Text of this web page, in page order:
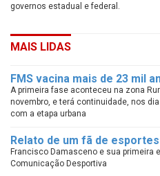
governos estadual e federal.
MAIS LIDAS
FMS vacina mais de 23 mil
A primeira fase aconteceu na zona
novembro, e terá continuidade, nos
com a etapa urbana
Relato de um fã de esportes
Francisco Damasceno e sua primeira
Comunicação Desportiva